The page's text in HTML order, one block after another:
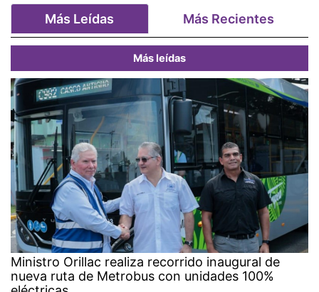
Más Leídas Más Recientes
Más leídas
Ministro Orillac realiza recorrido inaugural de
nueva ruta de Metrobus con unidades 100%